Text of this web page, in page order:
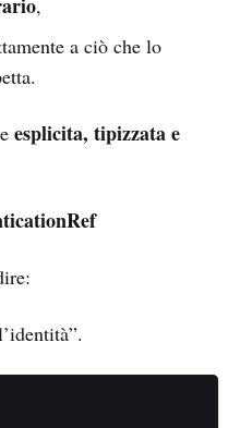
,
a ciò che lo
esplicita, tipizzata e